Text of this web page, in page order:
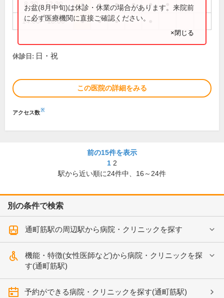
8:30～12:30 ● ● ● ● ●
14:00～18:00 ● ● ●
お盆(8月中旬)は休診・休業の場合があります。来院前
に必ず医療機関に直接ご確認ください。
×閉じる
休診日: 日・祝
この医院の詳細をみる
アクセス数※
前の15件を表示
1 2
駅から近い順に24件中、 16～24件
別の条件で検索
通町筋駅の周辺駅から病院・クリニックを探す
機能・特徴(女性医師など)から病院・クリニックを探
す(通町筋駅)
予約ができる病院・クリニックを探す(通町筋駅)